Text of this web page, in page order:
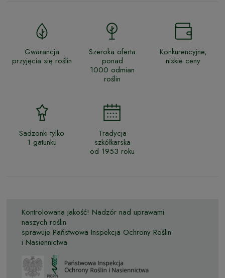
Gwarancja
przyjęcia się roślin
Szeroka oferta
ponad
1000 odmian
roślin
Konkurencyjne,
niskie ceny
Sadzonki tylko
1 gatunku
Tradycja
szkółkarska
od 1953 roku
Kontrolowana jakość! Nadzór nad uprawami
naszych roślin
sprawuje Państwowa Inspekcja Ochrony Roślin
i Nasiennictwa